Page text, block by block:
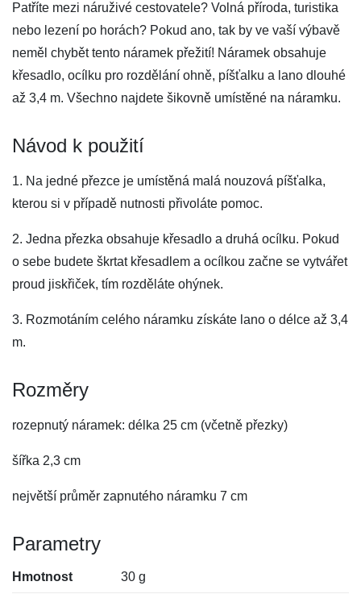
Patříte mezi náruživé cestovatele? Volná příroda, turistika
nebo lezení po horách? Pokud ano, tak by ve vaší výbavě
neměl chybět tento náramek přežití! Náramek obsahuje
křesadlo, ocílku pro rozdělání ohně, píšťalku a lano dlouhé
až 3,4 m. Všechno najdete šikovně umístěné na náramku.
Návod k použití
1. Na jedné přezce je umístěná malá nouzová píšťalka,
kterou si v případě nutnosti přivoláte pomoc.
2. Jedna přezka obsahuje křesadlo a druhá ocílku. Pokud
o sebe budete škrtat křesadlem a ocílkou začne se vytvářet
proud jiskřiček, tím rozděláte ohýnek.
3. Rozmotáním celého náramku získáte lano o délce až 3,4
m.
Rozměry
rozepnutý náramek: délka 25 cm (včetně přezky)
šířka 2,3 cm
největší průměr zapnutého náramku 7 cm
Parametry
Hmotnost 30 g